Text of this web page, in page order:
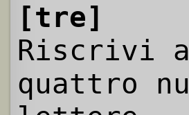
[tre]
Riscrivi
quattro